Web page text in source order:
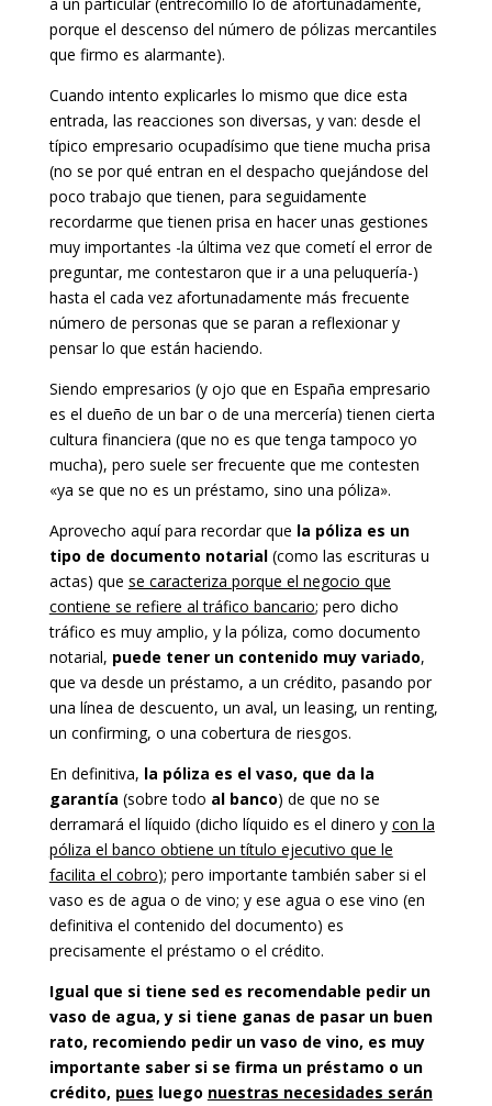
a un particular (entrecomillo lo de afortunadamente,
porque el descenso del número de pólizas mercantiles
que firmo es alarmante).
Cuando intento explicarles lo mismo que dice esta
entrada, las reacciones son diversas, y van: desde el
típico empresario ocupadísimo que tiene mucha prisa
(no se por qué entran en el despacho quejándose del
poco trabajo que tienen, para seguidamente
recordarme que tienen prisa en hacer unas gestiones
muy importantes -la última vez que cometí el error de
preguntar, me contestaron que ir a una peluquería-)
hasta el cada vez afortunadamente más frecuente
número de personas que se paran a reflexionar y
pensar lo que están haciendo.
Siendo empresarios (y ojo que en España empresario
es el dueño de un bar o de una mercería) tienen cierta
cultura financiera (que no es que tenga tampoco yo
mucha), pero suele ser frecuente que me contesten
«ya se que no es un préstamo, sino una póliza».
Aprovecho aquí para recordar que la póliza es un
tipo de documento notarial(como las escrituras u
actas) que se caracteriza porque el negocio que
contiene se refiere al tráfico bancario; pero dicho
tráfico es muy amplio, y la póliza, como documento
notarial, puede tener un contenido muy variado,
que va desde un préstamo, a un crédito, pasando por
una línea de descuento, un aval, un leasing, un renting,
un confirming, o una cobertura de riesgos.
En definitiva, la póliza es el vaso, que da la
garantía (sobre todo al banco) de que no se
derramará el líquido (dicho líquido es el dinero y con la
póliza el banco obtiene un título ejecutivo que le
facilita el cobro); pero importante también saber si el
vaso es de agua o de vino; y ese agua o ese vino (en
definitiva el contenido del documento) es
precisamente el préstamo o el crédito.
Igual que si tiene sed es recomendable pedir un
vaso de agua, y si tiene ganas de pasar un buen
rato, recomiendo pedir un vaso de vino, es muy
importante saber si se firma un préstamo o un
crédito, pues luego nuestras necesidades serán